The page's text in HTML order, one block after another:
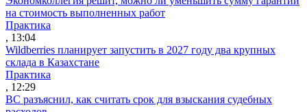
на стоимость выполненных работ
Практика
, 13:04
Wildberries планирует запустить в 2027 году два крупных
склада в Казахстане
Практика
, 12:29
ВС разъяснил, как считать срок для взыскания судебных